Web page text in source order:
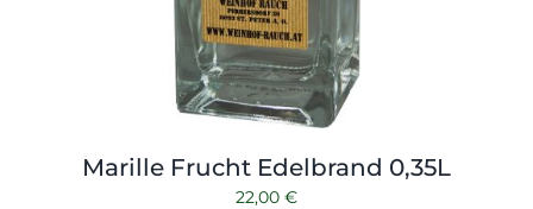
Marille Frucht Edelbrand 0,35L
22,00 €